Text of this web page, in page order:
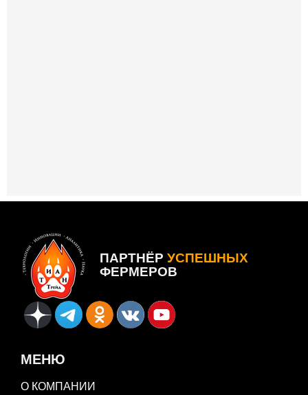
ПАРТНЁР УСПЕШНЫХ
ФЕРМЕРОВ
МЕНЮ
О КОМПАНИИ